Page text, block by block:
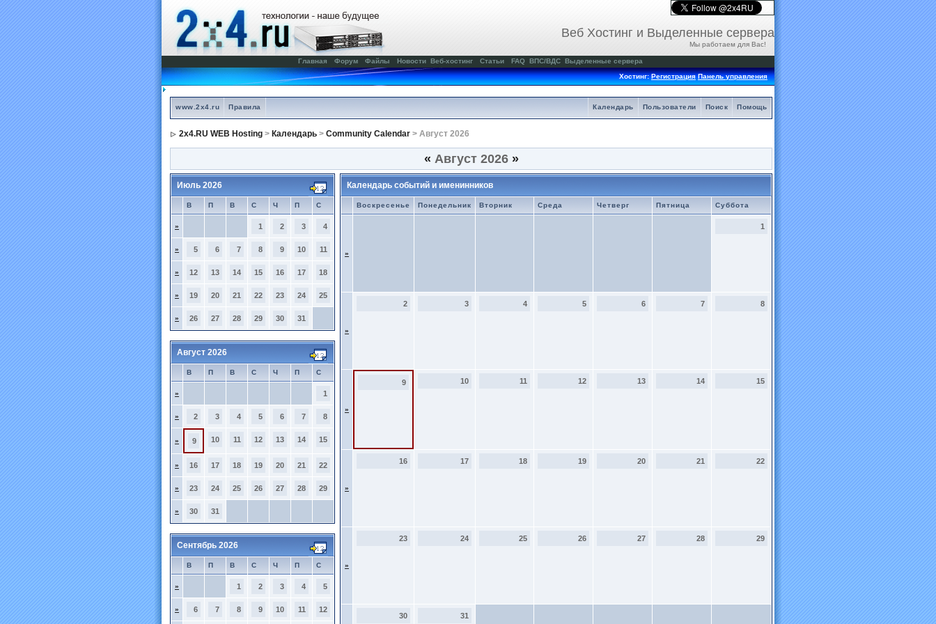
Веб Хостинг и Выделенные сервера
Мы работаем для Вас!
Главная Форум Файлы Новости Веб-хостинг Статьи FAQ ВПС/ВДС Выделенные сервера
Хостинг:Регистрация Панель управления
www.2x4.ru Правила Помощь
Поиск
Пользователи
Календарь
2x4.RU WEB Hosting > Календарь > Community Calendar > Август 2026
« Август 2026 »
Июль 2026
В П В С Ч П С
» 1 2 3 4
» 5 6 7 8 9 10 11
» 12 13 14 15 16 17 18
» 19 20 21 22 23 24 25
» 26 27 28 29 30 31
Август 2026
В П В С Ч П С
» 1
» 2 3 4 5 6 7 8
» 9 10 11 12 13 14 15
» 16 17 18 19 20 21 22
» 23 24 25 26 27 28 29
» 30 31
Сентябрь 2026
В П В С Ч П С
» 1 2 3 4 5
» 6 7 8 9 10 11 12
Календарь событий и именинников
Воскресенье Понедельник Вторник Среда Четверг Пятница Суббота
»
1
»
2 3 4 5 6 7 8
»
9 10 11 12 13 14 15
»
16 17 18 19 20 21 22
»
23 24 25 26 27 28 29
30 31